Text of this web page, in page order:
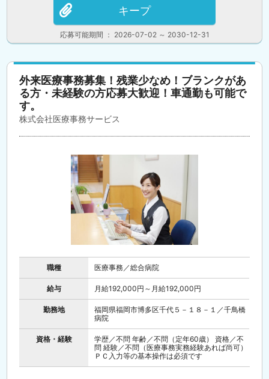
応募可能期間 ： 2026-07-02 ～ 2030-12-31
キープ
外来医療事務募集！残業少なめ！ブランクがあ
る方・未経験の方応募大歓迎！車通勤も可能で
す。
株式会社医療事務サービス
職種 医療事務／総合病院
給与 月給192,000円～月給192,000円
勤務地
福岡県福岡市博多区千代５－１８－１／千鳥橋
病院
資格・経験
学歴／不問 年齢／不問（定年60歳） 資格／不
問 経験／不問（医療事務実務経験あれば尚可）
ＰＣ入力等の基本操作は必須です